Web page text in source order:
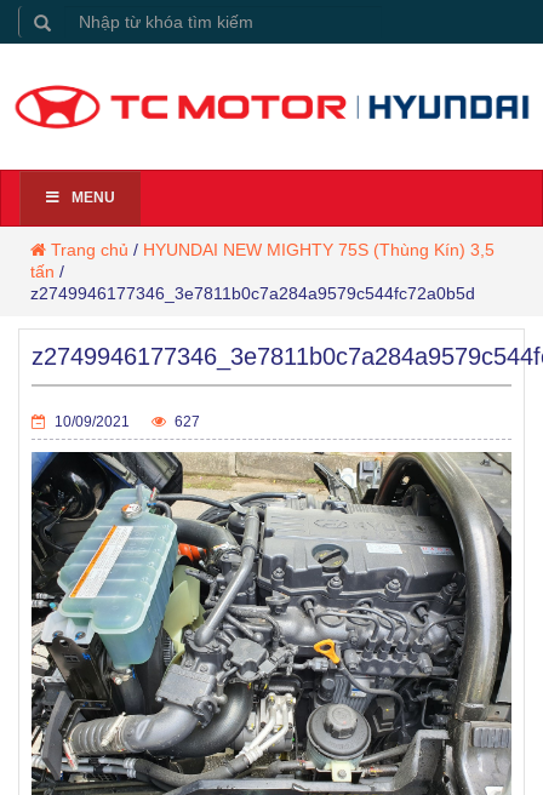
MENU
Trang chủ / HYUNDAI NEW MIGHTY 75S (Thùng Kín) 3,5
tấn /
z2749946177346_3e7811b0c7a284a9579c544fc72a0b5d
10/09/2021 627